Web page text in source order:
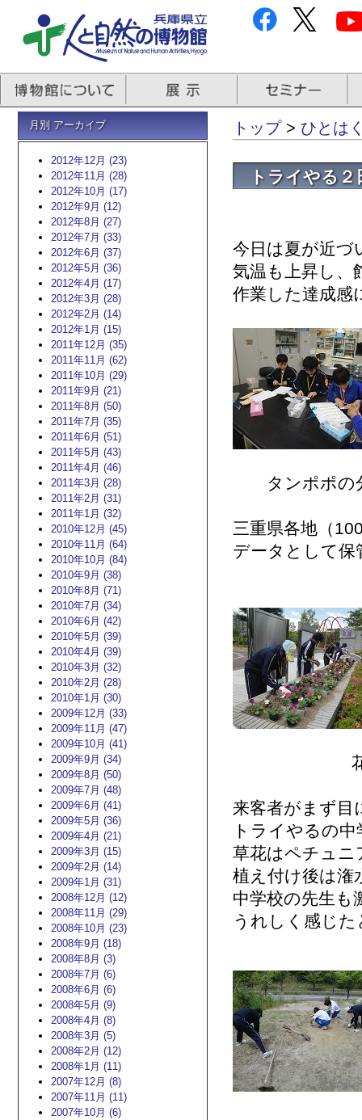
月別 アーカイブ
2012年12月 (23)
2012年11月 (28)
2012年10月 (17)
2012年9月 (12)
2012年8月 (27)
2012年7月 (33)
2012年6月 (37)
2012年5月 (36)
2012年4月 (17)
2012年3月 (28)
2012年2月 (14)
2012年1月 (15)
2011年12月 (35)
2011年11月 (62)
2011年10月 (29)
2011年9月 (21)
2011年8月 (50)
2011年7月 (35)
2011年6月 (51)
2011年5月 (43)
2011年4月 (46)
2011年3月 (28)
2011年2月 (31)
2011年1月 (32)
2010年12月 (45)
2010年11月 (64)
2010年10月 (84)
2010年9月 (38)
2010年8月 (71)
2010年7月 (34)
2010年6月 (42)
2010年5月 (39)
2010年4月 (39)
2010年3月 (32)
2010年2月 (28)
2010年1月 (30)
2009年12月 (33)
2009年11月 (47)
2009年10月 (41)
2009年9月 (34)
2009年8月 (50)
2009年7月 (48)
2009年6月 (41)
2009年5月 (36)
2009年4月 (21)
2009年3月 (15)
2009年2月 (14)
2009年1月 (31)
2008年12月 (12)
2008年11月 (29)
2008年10月 (23)
2008年9月 (18)
2008年8月 (3)
2008年7月 (6)
2008年6月 (6)
2008年5月 (9)
2008年4月 (8)
2008年3月 (5)
2008年2月 (12)
2008年1月 (11)
2007年12月 (8)
2007年11月 (11)
2007年10月 (6)
トップ> ひとは
トライやる２
今日は夏が近づ
気温も上昇し、
作業した達成感
タンポポの
三重県各地（
データとして
花壇植
来客者がまず目
トライやるの
草花はペチュニ
植え付け後は潅
中学校の先生も
うれしく感じ